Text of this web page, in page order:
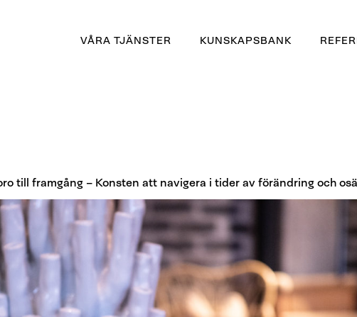
VÅRA TJÄNSTER
Organisations-
utveckling
Coaching
OKR målstyrning
Expedition
Ledarskap
KUNSKAPSBANK
Guider
till framgång – Konsten att navigera i tider av förändring och